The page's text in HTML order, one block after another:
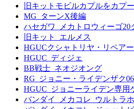
旧キットモビルカプルをカプ
MG_ターンX後編
ハセガワ_メカトロウィーゴ20
旧キット_エルメス
HGUCクシャトリヤ・リペア
HGUC_ディジェ
BB戦士_ネオジオング
RG_ジョニー・ライデンザク
HGUC_ジョニーライデン専用
バンダイ_メカコレ_ウルトラ